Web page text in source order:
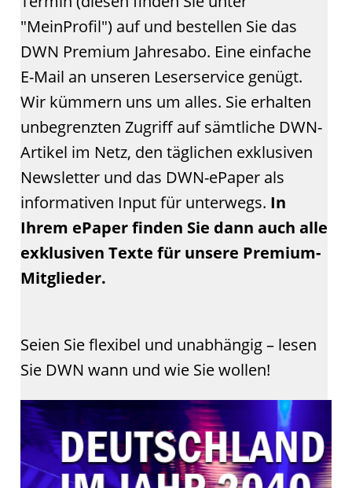
"MeinProfil") auf und bestellen Sie das
DWN Premium Jahresabo. Eine einfache
E-Mail an unseren Leserservice genügt.
Wir kümmern uns um alles. Sie erhalten
unbegrenzten Zugriff auf sämtliche DWN-
Artikel im Netz, den täglichen exklusiven
Newsletter und das DWN-ePaper als
informativen Input für unterwegs. In
Ihrem ePaper finden Sie dann auch alle
exklusiven Texte für unsere Premium-
Mitglieder.
Seien Sie flexibel und unabhängig – lesen
Sie DWN wann und wie Sie wollen!